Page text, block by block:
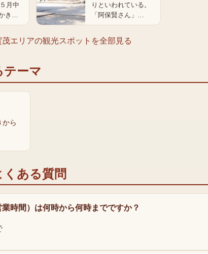
月中
き…
りといわれている。
「阿保賢さん」…
エリアの観光スポットを全部見る
テーマ
ら
ある質問
時間）は何時から何時までですか？